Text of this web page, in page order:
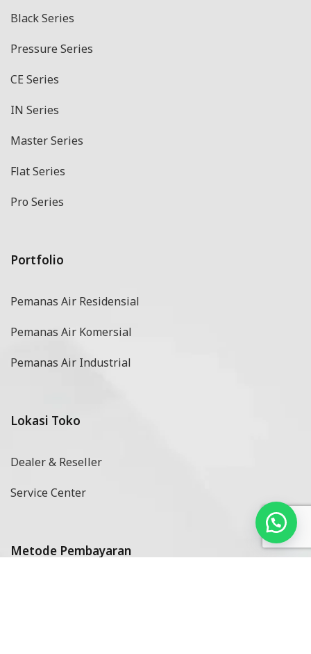
Black Series
Pressure Series
CE Series
IN Series
Master Series
Flat Series
Pro Series
Portfolio
Pemanas Air Residensial
Pemanas Air Komersial
Pemanas Air Industrial
Lokasi Toko
Dealer & Reseller
Service Center
Metode Pembayaran